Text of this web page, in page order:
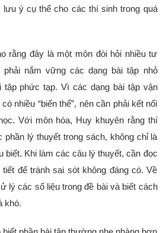
lưu ý cụ thể cho các thí sinh trong quá
rằng đây là một môn đòi hỏi nhiều tư
nắm vững các dạng bài tập nhỏ
phức tạp. Vì các dạng bài tập vận
nhiều “biến thể”, nên cần phải kết nối
Với môn hóa, Huy khuyên rằng thí
phần lý thuyết trong sách, không chỉ là
biết. Khi làm các câu lý thuyết, cần đọc
để tránh sai sót không đáng có. Về
lý các số liệu trong đề bài và biết cách
khó.